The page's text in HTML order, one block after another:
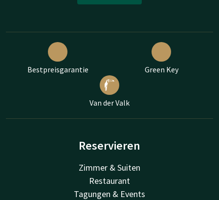
Bestpreisgarantie Green Key
Van der Valk
Reservieren
Zimmer & Suiten
Restaurant
Tagungen & Events